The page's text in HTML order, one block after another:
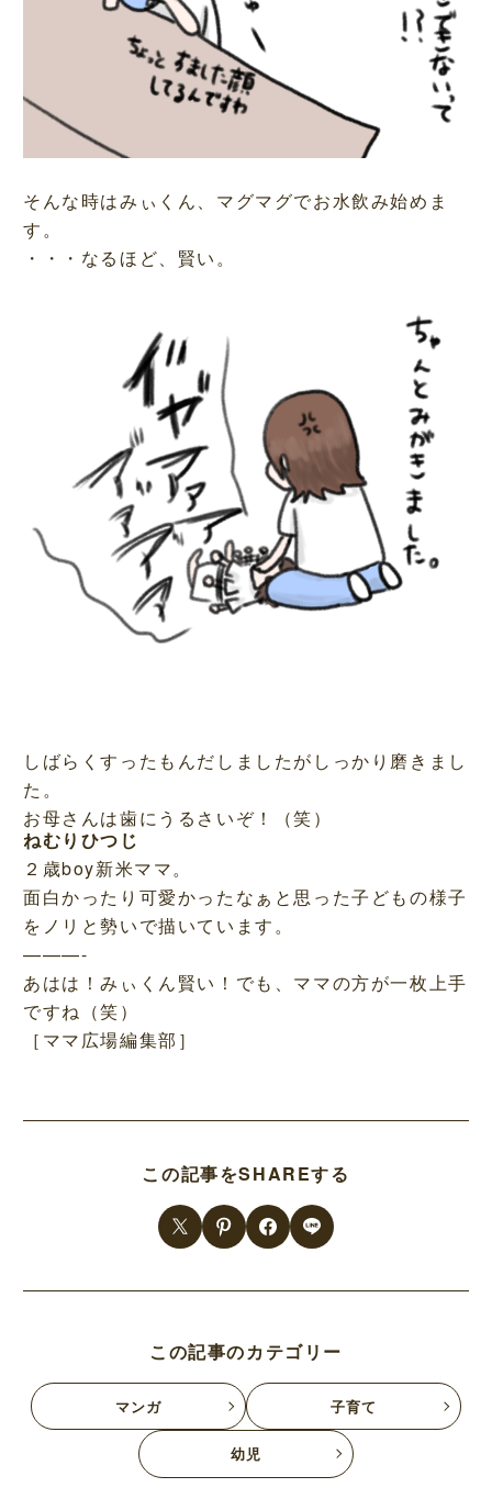
そんな時はみぃくん、マグマグでお水飲み始めま
す。
・・・なるほど、賢い。
しばらくすったもんだしましたがしっかり磨きまし
た。
お母さんは歯にうるさいぞ！（笑）
ねむりひつじ
２歳boy新米ママ。
面白かったり可愛かったなぁと思った子どもの様子
をノリと勢いで描いています。
———-
あはは！みぃくん賢い！でも、ママの方が一枚上手
ですね（笑）
［ママ広場編集部］
この記事をSHAREする
この記事のカテゴリー
マンガ 子育て
幼児